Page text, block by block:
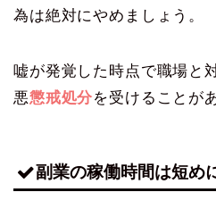
為は絶対にやめましょう。
嘘が発覚した時点で職場と
悪懲戒処分を受けることが
副業の稼働時間は短め